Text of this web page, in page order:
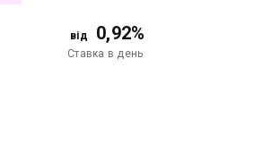
від 0,92%
Ставка в день